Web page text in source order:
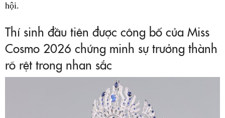
hội.
Thí sinh đầu tiên được công bố của Miss
Cosmo 2026 chứng minh sự trưởng thành
rõ rệt trong nhan sắc